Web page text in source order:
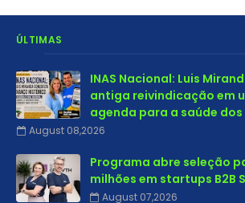
ÚLTIMAS
INAS Nacional: Luis
antiga reivindicação em
agenda para a saúde
August 08,2026
Programa abre seleção
milhões em startups B2B
August 07,2026